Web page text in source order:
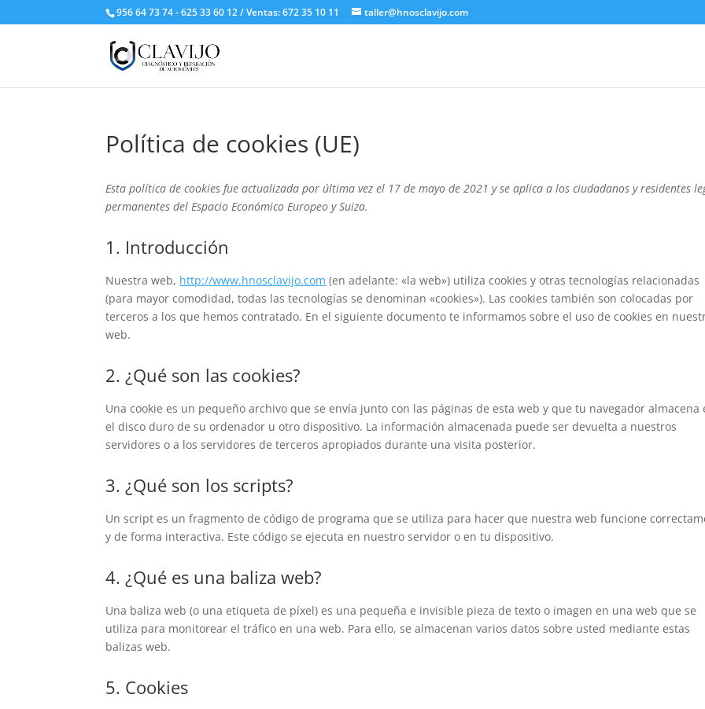
956 64 73 74 - 625 33 60 12 / Ventas: 672 35 10 11 taller@hnosclavijo.com
Política de cookies (UE)
Esta política de cookies fue actualizada por última vez el 17 de mayo de 2021 y se aplica a los ciudadanos y residentes
permanentes del Espacio Económico Europeo y Suiza.
1. Introducción
Nuestra web, http://www.hnosclavijo.com (en adelante: «la web») utiliza cookies y otras tecnologías relacionadas
(para mayor comodidad, todas las tecnologías se denominan «cookies»). Las cookies también son colocadas por
terceros a los que hemos contratado. En el siguiente documento te informamos sobre el uso de cookies en
web.
2. ¿Qué son las cookies?
Una cookie es un pequeño archivo que se envía junto con las páginas de esta web y que tu navegador almacena
el disco duro de su ordenador u otro dispositivo. La información almacenada puede ser devuelta a nuestros
servidores o a los servidores de terceros apropiados durante una visita posterior.
3. ¿Qué son los scripts?
Un script es un fragmento de código de programa que se utiliza para hacer que nuestra web funcione
y de forma interactiva. Este código se ejecuta en nuestro servidor o en tu dispositivo.
4. ¿Qué es una baliza web?
Una baliza web (o una etiqueta de píxel) es una pequeña e invisible pieza de texto o imagen en una web que se
utiliza para monitorear el tráfico en una web. Para ello, se almacenan varios datos sobre usted mediante estas
balizas web.
5. Cookies